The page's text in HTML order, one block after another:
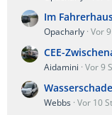
Im
Opacharly Vor
CEE-
Aidamini Vor 9
Webbs Vor 10